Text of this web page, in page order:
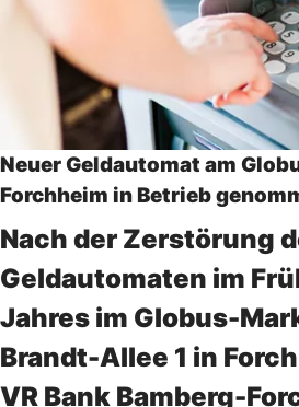
Neuer Geldautomat am
Forchheim in Betrieb
Nach der Zerstörung
Geldautomaten im
Jahres im Globus-
Brandt-Allee 1 in
VR Bank Bamberg-